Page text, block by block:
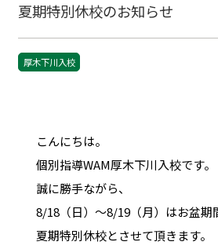
夏期特別休校のお知らせ
厚木下川入校
こんにちは。
個別指導WAM厚木下川入校です。
誠に勝手ながら、
8/18（日）～8/19（月）はお盆期
夏期特別休校とさせて頂きます。